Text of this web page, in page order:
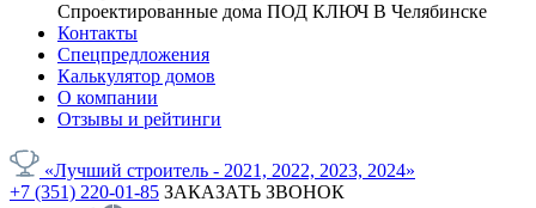
Спроектированные дома ПОД КЛЮЧ В Челябинске
Контакты
Спецпредложения
Калькулятор домов
О компании
Отзывы и рейтинги
«Лучший строитель - 2021, 2022, 2023, 2024»
+7 (351) 220-01-85 ЗАКАЗАТЬ ЗВОНОК